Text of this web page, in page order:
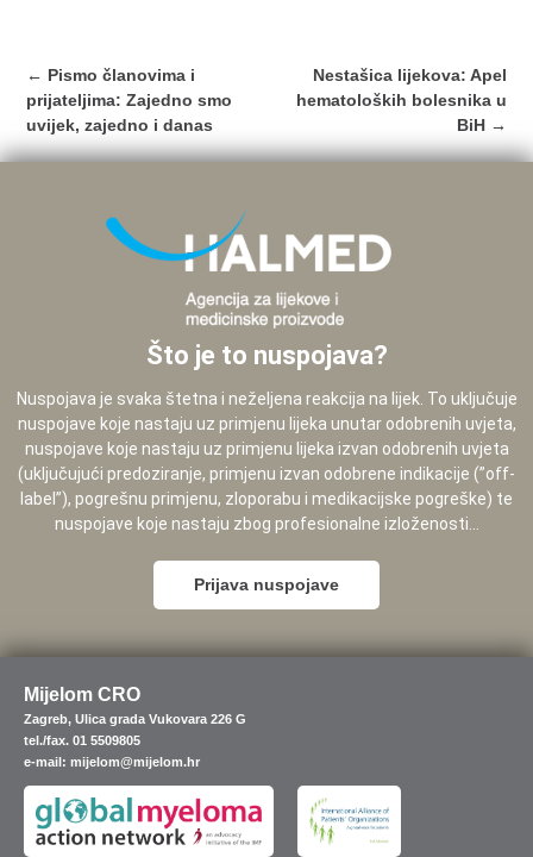
Post
navigation
← Pismo članovima i
prijateljima: Zajedno smo
uvijek, zajedno i danas
Nestašica lijekova: Apel
hematoloških bolesnika u
BiH →
Što je to nuspojava?
Nuspojava je svaka štetna i neželjena reakcija na lijek. To uključuje
nuspojave koje nastaju uz primjenu lijeka unutar odobrenih uvjeta,
nuspojave koje nastaju uz primjenu lijeka izvan odobrenih uvjeta
(uključujući predoziranje, primjenu izvan odobrene indikacije (”off-
label”), pogrešnu primjenu, zloporabu i medikacijske pogreške) te
nuspojave koje nastaju zbog profesionalne izloženosti...
Prijava nuspojave
Mijelom CRO
Zagreb, Ulica grada Vukovara 226 G
tel./fax. 01 5509805
e-mail: mijelom@mijelom.hr